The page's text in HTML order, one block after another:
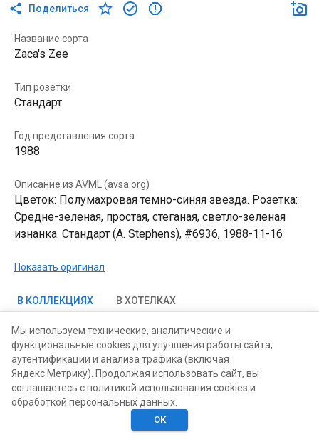
Поделиться
Название сорта
Zaca's Zee
Тип розетки
Стандарт
Год представления сорта
1988
Описание из AVML (avsa.org)
Цветок: Полумахровая темно-синяя звезда. Розетка:
Средне-зеленая, простая, стеганая, светло-зеленая
изнанка. Стандарт (A. Stephens), #6936, 1988-11-16
Показать оригинал
В КОЛЛЕКЦИЯХ В ХОТЕЛКАХ
Хотелки
Мы используем технические, аналитические и
функциональные cookies для улучшения работы сайта,
аутентификации и анализа трафика (включая
Яндекс.Метрику). Продолжая использовать сайт, вы
соглашаетесь с политикой использования cookies и
обработкой персональных данных.
ОК